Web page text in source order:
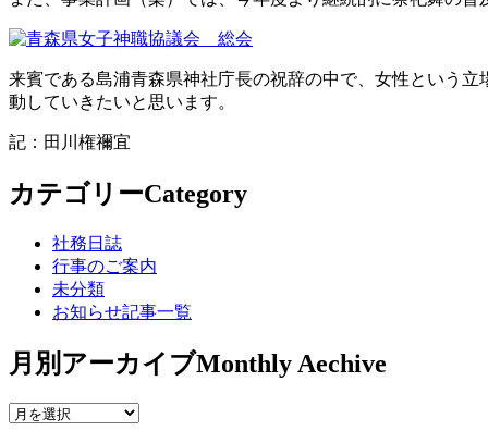
来賓である島浦青森県神社庁長の祝辞の中で、女性という
動していきたいと思います。
記：田川権禰宜
カテゴリーCategory
社務日誌
行事のご案内
未分類
お知らせ記事一覧
月別アーカイブMonthly Aechive